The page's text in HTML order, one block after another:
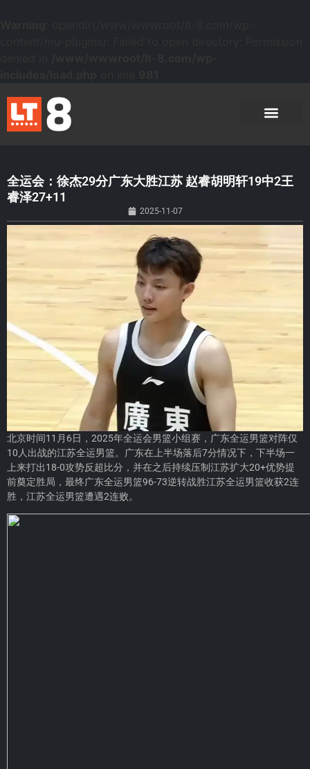
全运会：徐杰29分广东大胜江苏 赵睿胡明轩19中2王
睿泽27+11
2025-11-07
北京时间11月6日，2025年全运会男篮小组赛，广东全运男篮对阵仅
10人出战的江苏全运男篮。广东在上半场落后7分情况下，下半场一
上来打出18-0攻势反超比分，并在之后持续压制江苏扩大20+优势提
前奠定胜局，最终广东全运男篮96-73逆转战胜江苏全运男篮收获2连
胜，江苏全运男篮遭遇2连败。